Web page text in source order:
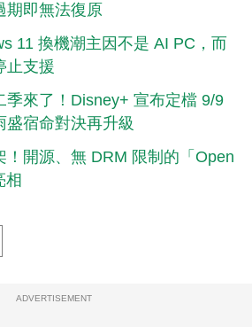
期即無法復原
11 換機潮主因不是 AI PC，而
止支援
季來了！Disney+ 宣布定檔 9/9
盛宿命對決再升級
！開源、無 DRM 限制的「Open
相
ADVERTISEMENT